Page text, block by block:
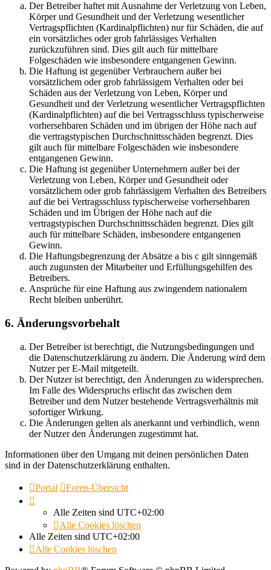
Der Betreiber haftet mit Ausnahme der Verletzung von Leben,
Körper und Gesundheit und der Verletzung wesentlicher
Vertragspflichten (Kardinalpflichten) nur für Schäden, die auf
ein vorsätzliches oder grob fahrlässiges Verhalten
zurückzuführen sind. Dies gilt auch für mittelbare
Folgeschäden wie insbesondere entgangenen Gewinn.
Die Haftung ist gegenüber Verbrauchern außer bei
vorsätzlichem oder grob fahrlässigem Verhalten oder bei
Schäden aus der Verletzung von Leben, Körper und
Gesundheit und der Verletzung wesentlicher Vertragspflichten
(Kardinalpflichten) auf die bei Vertragsschluss typischerweise
vorhersehbaren Schäden und im übrigen der Höhe nach auf
die vertragstypischen Durchschnittsschäden begrenzt. Dies
gilt auch für mittelbare Folgeschäden wie insbesondere
entgangenen Gewinn.
Die Haftung ist gegenüber Unternehmern außer bei der
Verletzung von Leben, Körper und Gesundheit oder
vorsätzlichem oder grob fahrlässigem Verhalten des Betreibers
auf die bei Vertragsschluss typischerweise vorhersehbaren
Schäden und im Übrigen der Höhe nach auf die
vertragstypischen Durchschnittsschäden begrenzt. Dies gilt
auch für mittelbare Schäden, insbesondere entgangenen
Gewinn.
Die Haftungsbegrenzung der Absätze a bis c gilt sinngemäß
auch zugunsten der Mitarbeiter und Erfüllungsgehilfen des
Betreibers.
Ansprüche für eine Haftung aus zwingendem nationalem
Recht bleiben unberührt.
6. Änderungsvorbehalt
Der Betreiber ist berechtigt, die Nutzungsbedingungen und
die Datenschutzerklärung zu ändern. Die Änderung wird dem
Nutzer per E-Mail mitgeteilt.
Der Nutzer ist berechtigt, den Änderungen zu widersprechen.
Im Falle des Widerspruchs erlischt das zwischen dem
Betreiber und dem Nutzer bestehende Vertragsverhältnis mit
sofortiger Wirkung.
Die Änderungen gelten als anerkannt und verbindlich, wenn
der Nutzer den Änderungen zugestimmt hat.
Informationen über den Umgang mit deinen persönlichen Daten
sind in der Datenschutzerklärung enthalten.
Portal Foren-Übersicht
Alle Zeiten sind UTC+02:00
Alle Cookies löschen
Alle Zeiten sind UTC+02:00
Alle Cookies löschen